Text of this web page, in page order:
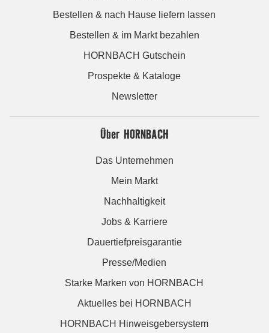
Bestellen & nach Hause liefern lassen
Bestellen & im Markt bezahlen
HORNBACH Gutschein
Prospekte & Kataloge
Newsletter
Über HORNBACH
Das Unternehmen
Mein Markt
Nachhaltigkeit
Jobs & Karriere
Dauertiefpreisgarantie
Presse/Medien
Starke Marken von HORNBACH
Aktuelles bei HORNBACH
HORNBACH Hinweisgebersystem